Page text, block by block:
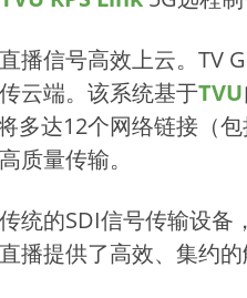
播信号高效上云。TV
云端。该系统基于TVU
多达12个网络链接（
质量传输。
统的SDI信号传输设
提供了高效、集约的